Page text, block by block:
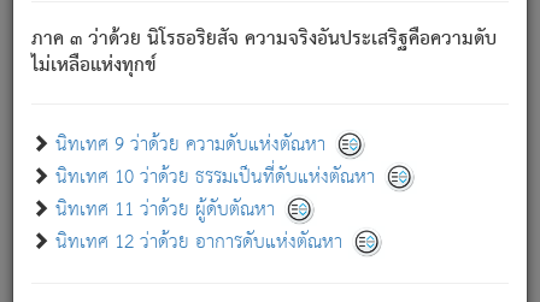
ภาค ๓ ว่าด้วย นิโรธอริยสัจ ความจริงอันประเสริฐคือความดับ
ไม่เหลือแห่งทุกข์
นิทเทศ 9 ว่าด้วย ความดับแห่งตัณหา
นิทเทศ 10 ว่าด้วย ธรรมเป็นที่ดับแห่งตัณหา
นิทเทศ 11 ว่าด้วย ผู้ดับตัณหา
นิทเทศ 12 ว่าด้วย อาการดับแห่งตัณหา
ภิกษุนั้น เป็นผู้ครอบงำมารได้แล้ว ชนะสงครามแล้ว ก้าวล่วง
ภพทั้งหลายทั้งปวงได้แล้ว เป็นผู้คงที่ (คือไม่เปลี่ยนแปลงอีกต่อ
- อุ.ขุ. ๒๕/๑๒๑/๘๔.
(ข้อความนี้ เป็นพระพุทธอุทานที่ทรงเปล่งออก ที่โคนต้นโพธิ์
เป็นที่ตรัสรู้ เมื่อตรัสรู้แล้วได้ 7 วัน)